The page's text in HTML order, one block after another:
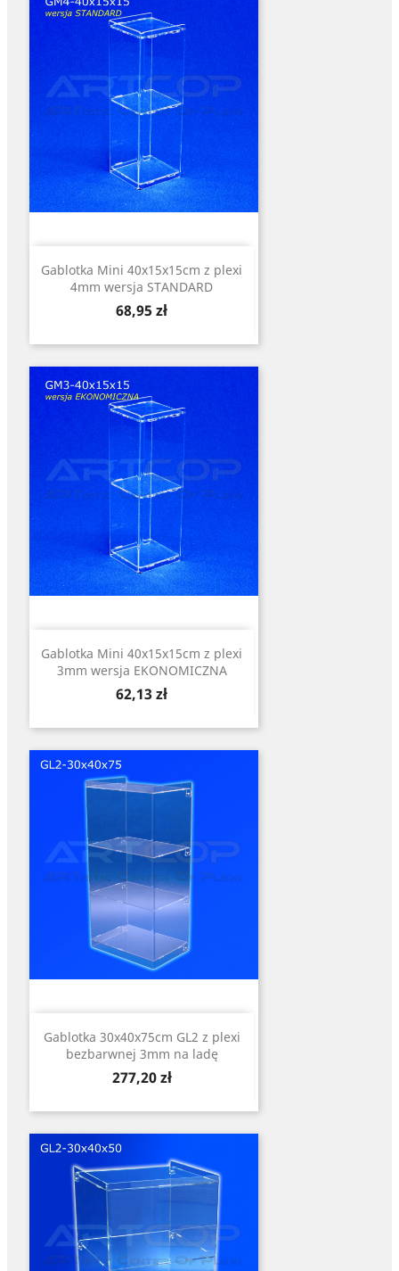
Gablotka Mini 40x15x15cm z plexi
4mm wersja STANDARD
Cena
68,95 zł
Gablotka Mini 40x15x15cm z plexi
3mm wersja EKONOMICZNA
Cena
62,13 zł
Gablotka 30x40x75cm GL2 z plexi
bezbarwnej 3mm na ladę
Cena
277,20 zł